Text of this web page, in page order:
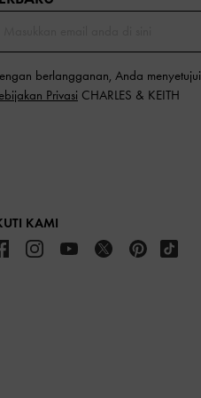
berlangganan, Anda menyetujui
Privasi CHARLES & KEITH
KAMI